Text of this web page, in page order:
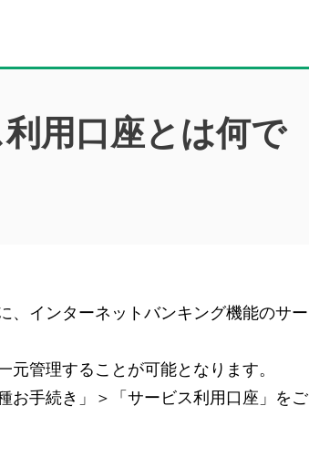
用口座とは何で
、インターネットバンキング機能のサー
管理することが可能となります。
お手続き」＞「サービス利用口座」をご